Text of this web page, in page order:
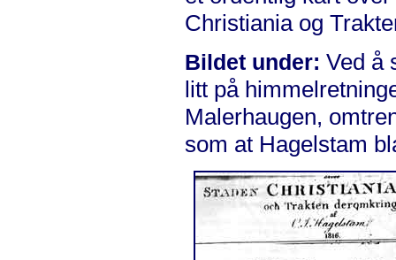
Christiania og
Bildet under: Ved å
litt på
Malerhaugen,
som at Hagelstam